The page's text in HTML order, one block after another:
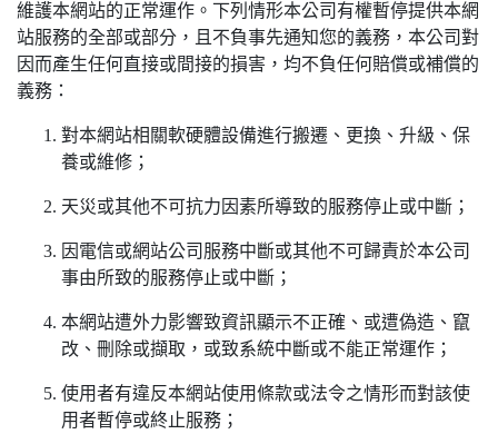
維護本網站的正常運作。下列情形本公司有權暫停提供本網
站服務的全部或部分，且不負事先通知您的義務，本公司對
因而產生任何直接或間接的損害，均不負任何賠償或補償的
義務：
對本網站相關軟硬體設備進行搬遷、更換、升級、保
養或維修；
天災或其他不可抗力因素所導致的服務停止或中斷；
因電信或網站公司服務中斷或其他不可歸責於本公司
事由所致的服務停止或中斷；
本網站遭外力影響致資訊顯示不正確、或遭偽造、竄
改、刪除或擷取，或致系統中斷或不能正常運作；
使用者有違反本網站使用條款或法令之情形而對該使
用者暫停或終止服務；